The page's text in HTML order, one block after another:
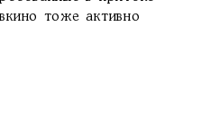
тоже активно